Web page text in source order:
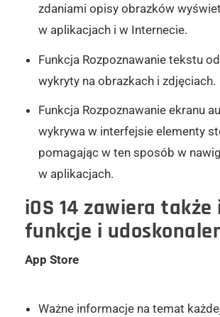
zdaniami opisy obrazków
w aplikacjach i w Internecie.
Funkcja Rozpoznawanie tekstu
wykryty na obrazkach i zdjęciach.
Funkcja Rozpoznawanie ekranu
wykrywa w interfejsie elementy
pomagając w ten sposób w
w aplikacjach.
iOS 14 zawiera także
funkcje i
App Store
Ważne informacje na temat